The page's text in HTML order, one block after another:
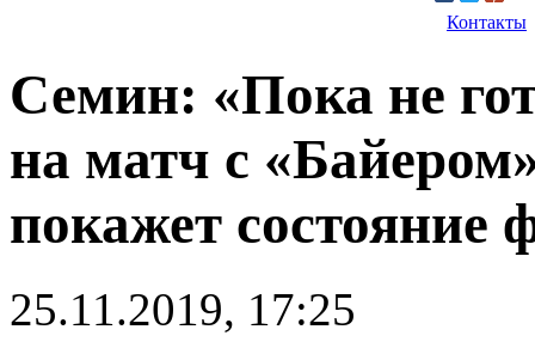
Контакты
Семин: «Пока не
на матч с
покажет состояние
25.11.2019, 17:25